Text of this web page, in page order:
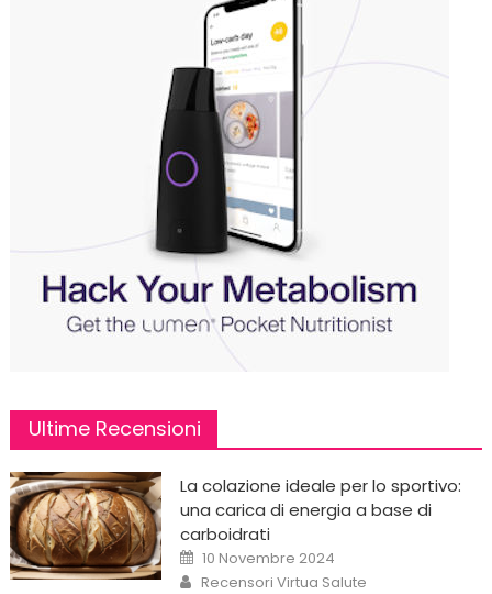
Ultime Recensioni
La colazione ideale per lo sportivo:
una carica di energia a base di
carboidrati
Posted
on
10 Novembre 2024
Author
Recensori Virtua Salute